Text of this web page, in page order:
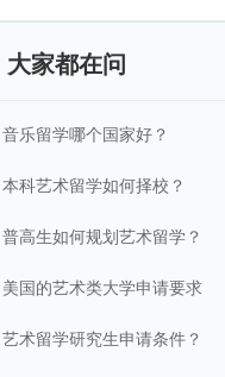
大家都在问
音乐留学哪个国家好？
本科艺术留学如何择校？
普高生如何规划艺术留学？
美国的艺术类大学申请要求
艺术留学研究生申请条件？